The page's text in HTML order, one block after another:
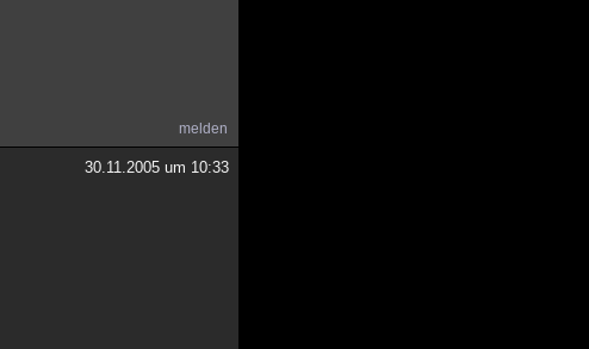
melden
30.11.2005 um 10:33